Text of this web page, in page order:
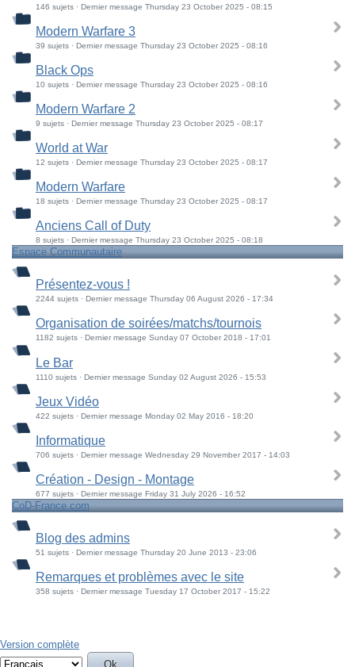
146 sujets · Dernier message Thursday 23 October 2025 - 08:15
Modern Warfare 3
39 sujets · Dernier message Thursday 23 October 2025 - 08:16
Black Ops
10 sujets · Dernier message Thursday 23 October 2025 - 08:16
Modern Warfare 2
9 sujets · Dernier message Thursday 23 October 2025 - 08:17
World at War
12 sujets · Dernier message Thursday 23 October 2025 - 08:17
Modern Warfare
18 sujets · Dernier message Thursday 23 October 2025 - 08:17
Anciens Call of Duty
8 sujets · Dernier message Thursday 23 October 2025 - 08:18
Espace Communautaire
Présentez-vous !
2244 sujets · Dernier message Thursday 06 August 2026 - 17:34
Organisation de soirées/matchs/tournois
1182 sujets · Dernier message Sunday 07 October 2018 - 17:01
Le Bar
1110 sujets · Dernier message Sunday 02 August 2026 - 15:53
Jeux Vidéo
422 sujets · Dernier message Monday 02 May 2016 - 18:20
Informatique
706 sujets · Dernier message Wednesday 29 November 2017 - 14:03
Création - Design - Montage
677 sujets · Dernier message Friday 31 July 2026 - 16:52
CoD-France.com
Blog des admins
51 sujets · Dernier message Thursday 20 June 2013 - 23:06
Remarques et problèmes avec le site
358 sujets · Dernier message Tuesday 17 October 2017 - 15:22
Version complète